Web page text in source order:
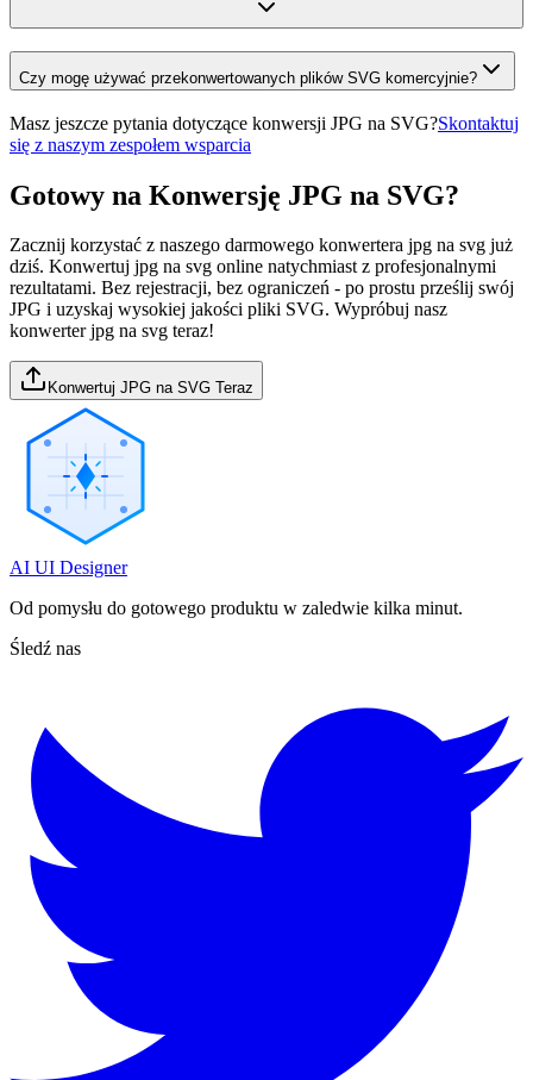
Czy mogę używać przekonwertowanych plików SVG komercyjnie?
Masz jeszcze pytania dotyczące konwersji JPG na SVG?Skontaktuj
się z naszym zespołem wsparcia
Gotowy na Konwersję JPG na SVG?
Zacznij korzystać z naszego darmowego konwertera jpg na svg już
dziś. Konwertuj jpg na svg online natychmiast z profesjonalnymi
rezultatami. Bez rejestracji, bez ograniczeń - po prostu prześlij swój
JPG i uzyskaj wysokiej jakości pliki SVG. Wypróbuj nasz
konwerter jpg na svg teraz!
Konwertuj JPG na SVG Teraz
AI UI Designer
Od pomysłu do gotowego produktu w zaledwie kilka minut.
Śledź nas